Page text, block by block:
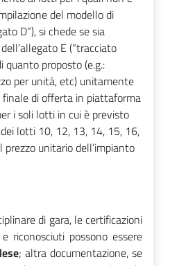
del modello di
D”), si chede se sia
E (“tracciato
quanto proposto (e.g.:
per unità, etc) unitamente
finale di offerta in piattaforma
i soli lotti in cui è previsto
lotti 10, 12, 13, 14, 15, 16,
prezzo unitario dell’impianto
di gara, le certificazioni
riconosciuti possono essere
; altra documentazione, se